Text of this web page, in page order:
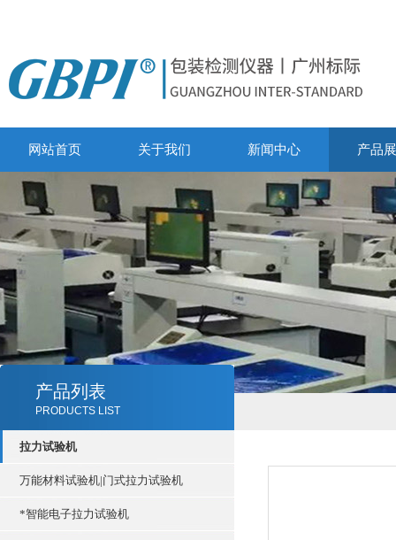
网站首页 关于我们 新闻中心 产品
产品列表
PRODUCTS LIST
拉力试验机
万能材料试验机|门式拉力试验机
*智能电子拉力试验机